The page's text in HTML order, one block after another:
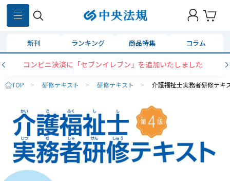
新刊 ランキング 商品特集 コラム
コンビニ決済に「セブンイレブン」を追加いたしました
TOP > 研修テキスト > 研修テキスト > 介護福祉士実務者研修テ